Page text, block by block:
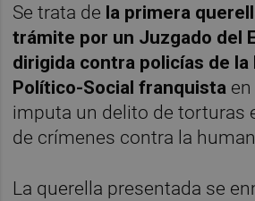
Se trata de la primera
trámite por un Juzgado del
dirigida contra policías de la
Político-Social franquista
imputa un delito de torturas
de crímenes contra la
La querella presentada se